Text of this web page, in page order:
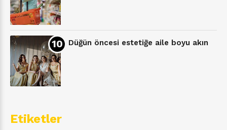
Düğün öncesi estetiğe aile boyu akın
Etiketler